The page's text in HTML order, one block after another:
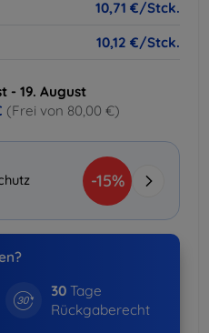
10,71 €/Stck.
10,12 €/Stck.
- 19. August
(Frei von 80,00 €)
-15%
30 Tage
Rückgaberecht